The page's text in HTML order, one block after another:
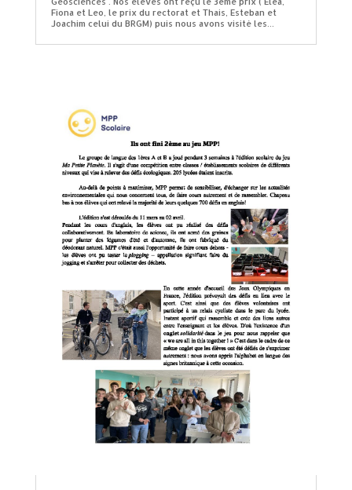
Fiona et Leo, le prix du rectorat et Thais, Esteban et
Joachim celui du BRGM) puis nous avons visité les...